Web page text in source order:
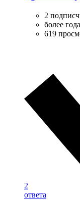
2
более
619
2
ответа